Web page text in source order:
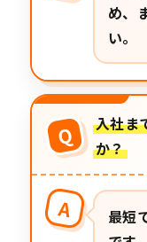
め、
い。
Q
入社ま
か？
A
最短